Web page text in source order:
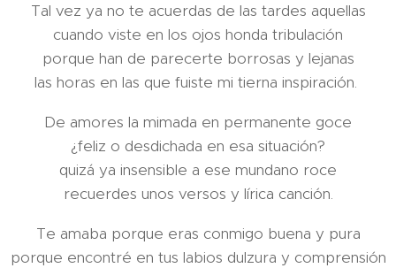
Tal vez ya no te acuerdas de las tardes aquellas
cuando viste en los ojos honda tribulación
porque han de parecerte borrosas y lejanas
las horas en las que fuiste mi tierna inspiración.
De amores la mimada en permanente goce
¿feliz o desdichada en esa situación?
quizá ya insensible a ese mundano roce
recuerdes unos versos y lírica canción.
Te amaba porque eras conmigo buena y pura
porque encontré en tus labios dulzura y comprensión